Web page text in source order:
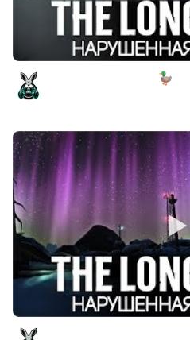
Жизнь после смерти 🦆
Ищем секретные альфа